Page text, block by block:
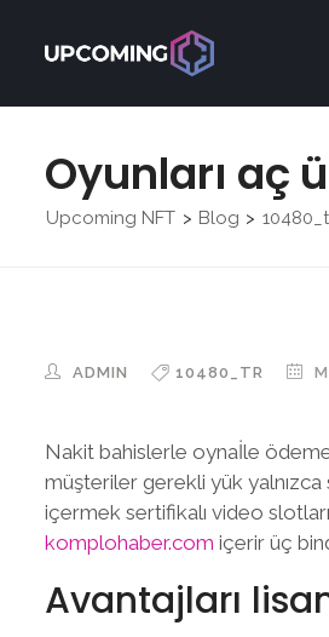
Oyunları aç
Upcoming NFT > Blog >
ADMIN 10480_TR
Nakit bahislerle oynaİle
müşteriler gerekli yük
içermek sertifikalı video
komplohaber.com içerir üç
Avantajları